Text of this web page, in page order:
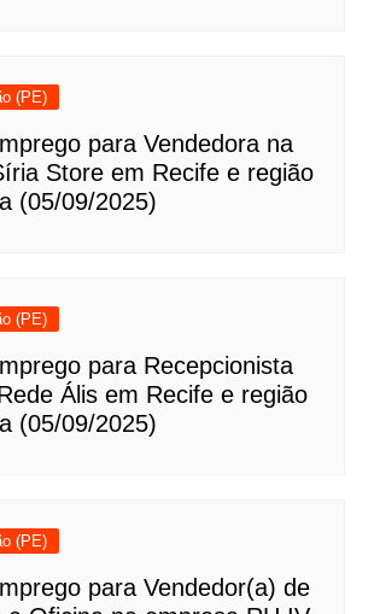
(PE)
para Vendedora na
Store em Recife e região
(05/09/2025)
(PE)
para Recepcionista
Ális em Recife e região
(05/09/2025)
(PE)
para Vendedor(a) de